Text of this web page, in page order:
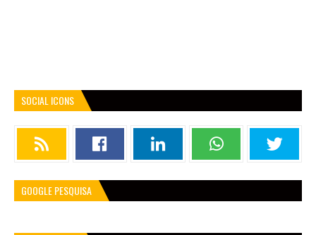
SOCIAL ICONS
GOOGLE PESQUISA